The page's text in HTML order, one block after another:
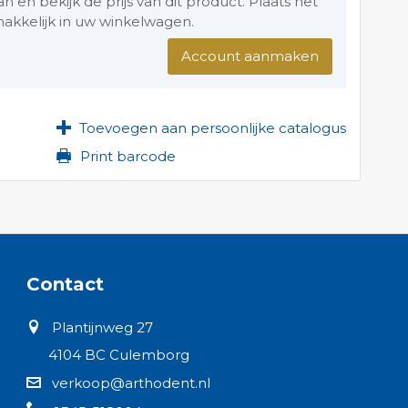
in uw winkelwagen.
Account aanmaken
Toevoegen aan persoonlijke catalogus
Print barcode
Contact
Plantijnweg 27
4104 BC Culemborg
verkoop@arthodent.nl